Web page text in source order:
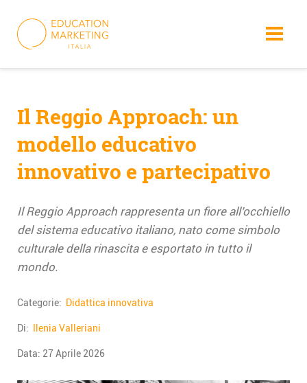
content
Il Reggio Approach: un
modello educativo
innovativo e partecipativo
Il Reggio Approach rappresenta un fiore all’occhiello
del sistema educativo italiano, nato come simbolo
culturale della rinascita e esportato in tutto il
mondo.
Categorie: Didattica innovativa
Di: Ilenia Valleriani
Data: 27 Aprile 2026